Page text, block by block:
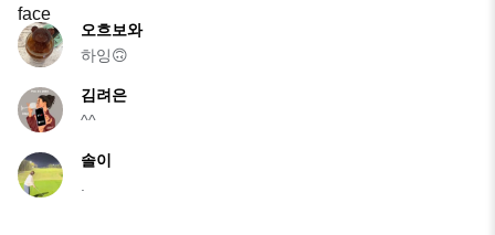
오흐보와
하잉🙃
김려은
^^
솔이